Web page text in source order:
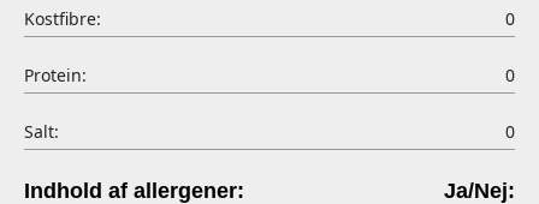
Kostfibre: 0
Protein: 0
Salt: 0
Indhold af allergener: Ja/Nej: